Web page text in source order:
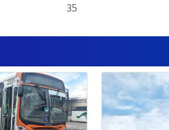
35